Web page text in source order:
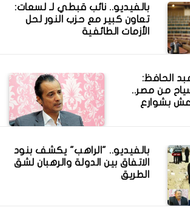
بالفيديو.. نائب قبطي لـ لسعات:
تعاون كبير مع حزب النور لحل
الأزمات الطائفية
الحافظ:
من مصر..
بشوارع
بالفيديو.. "الراهب" يكشف بنود
الاتفاق بين الدولة والرهبان لشق
الطريق